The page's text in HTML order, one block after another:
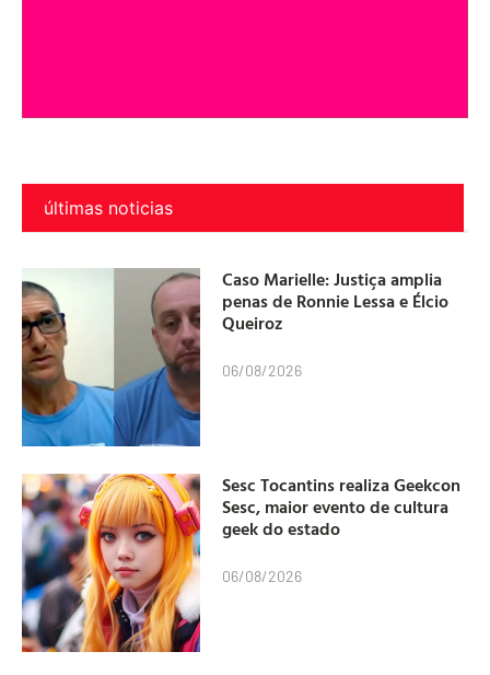
últimas noticias
Caso Marielle: Justiça amplia
penas de Ronnie Lessa e Élcio
Queiroz
06/08/2026
Sesc Tocantins realiza Geekcon
Sesc, maior evento de cultura
geek do estado
06/08/2026